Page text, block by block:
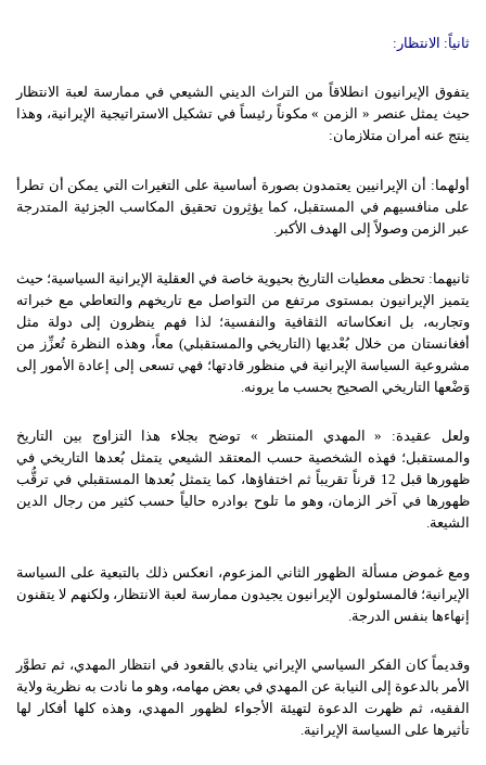
ثانياً: الانتظار :
يتفوق الإيرانيون انطلاقاً من التراث الديني الشيعي في ممارسة لعبة الانتظار
حيث يمثل عنصر « الزمن » مكوناً رئيساً في تشكيل الاستراتيجية الإيرانية، وهذا
ينتج عنه أمران متلازمان:
أولهما: أن الإيرانيين يعتمدون بصورة أساسية على التغيرات التي يمكن أن تطرأ
على منافسيهم في المستقبل، كما يؤثِرون تحقيق المكاسب الجزئية المتدرجة
عبر الزمن وصولاً إلى الهدف الأكبر.
ثانيهما: تحظى معطيات التاريخ بحيوية خاصة في العقلية الإيرانية السياسية؛ حيث
يتميز الإيرانيون بمستوى مرتفع من التواصل مع تاريخهم والتعاطي مع خبراته
وتجاربه، بل انعكاساته الثقافية والنفسية؛ لذا فهم ينظرون إلى دولة مثل
أفغانستان من خلال بُعْديها (التاريخي والمستقبلي) معاً، وهذه النظرة تُعزِّز من
مشروعية السياسة الإيرانية في منظور قادتها؛ فهي تسعى إلى إعادة الأمور إلى
وَضْعها التاريخي الصحيح بحسب ما يرونه.
ولعل عقيدة: « المهدي المنتظر » توضح بجلاء هذا التزاوج بين التاريخ
والمستقبل؛ فهذه الشخصية حسب المعتقد الشيعي يتمثل بُعدها التاريخي في
ظهورها قبل 12 قرناً تقريباً ثم اختفاؤها، كما يتمثل بُعدها المستقبلي في ترقُّب
ظهورها في آخر الزمان، وهو ما تلوح بوادره حالياً حسب كثير من رجال الدين
الشيعة.
ومع غموض مسألة الظهور الثاني المزعوم، انعكس ذلك بالتبعية على السياسة
الإيرانية؛ فالمسئولون الإيرانيون يجيدون ممارسة لعبة الانتظار، ولكنهم لا يتقنون
إنهاءها بنفس الدرجة.
وقديماً كان الفكر السياسي الإيراني ينادي بالقعود في انتظار المهدي، ثم تطوَّر
الأمر بالدعوة إلى النيابة عن المهدي في بعض مهامه، وهو ما نادت به نظرية ولاية
الفقيه، ثم ظهرت الدعوة لتهيئة الأجواء لظهور المهدي، وهذه كلها أفكار لها
تأثيرها على السياسة الإيرانية.